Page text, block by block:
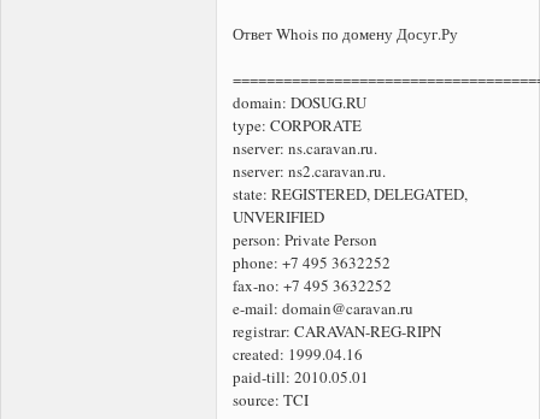
Ответ Whois по домену Досуг.Ру
domain: DOSUG.RU
type: CORPORATE
nserver: ns.caravan.ru.
nserver: ns2.caravan.ru.
state: REGISTERED, DELEGATED,
UNVERIFIED
person: Private Person
phone: +7 495 3632252
fax-no: +7 495 3632252
e-mail: domain@caravan.ru
registrar: CARAVAN-REG-RIPN
created: 1999.04.16
paid-till: 2010.05.01
source: TCI